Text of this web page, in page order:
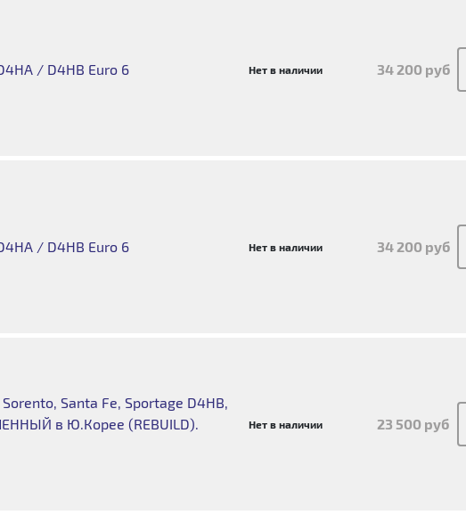
/ D4HB Euro 6 Нет в наличии 34 200 руб
/ D4HB Euro 6 Нет в наличии 34 200 руб
Santa Fe, Sportage D4HB,
в Ю.Корее (REBUILD).
Нет в наличии 23 500 руб